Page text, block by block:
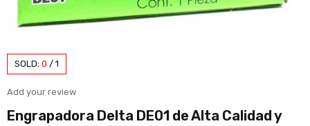
SOLD: 0 / 1
Add your review
Engrapadora Delta DE01 de Alta Calidad y